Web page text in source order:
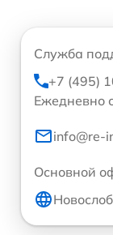
Служба
+7 (495)
Ежедневно
info@re-
Основной